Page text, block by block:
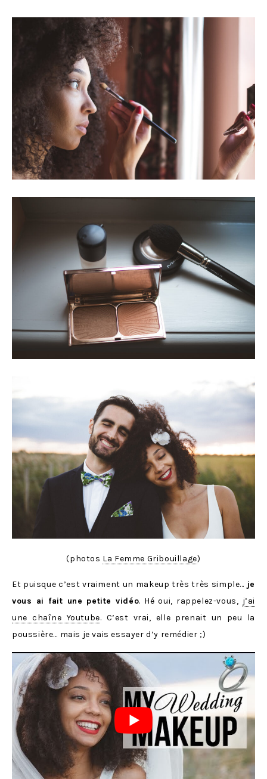
(photos La Femme Gribouillage)
Et puisque c’est vraiment un makeup très très simple… je
vous ai fait une petite vidéo. Hé oui, rappelez-vous, j’ai
une chaîne Youtube. C’est vrai, elle prenait un peu la
poussière… mais je vais essayer d’y remédier ;)